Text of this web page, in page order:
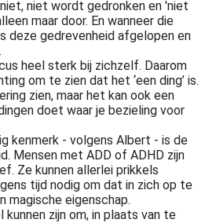
niet wordt gedronken en 'niet
maar door. En wanneer die
deze gedrevenheid afgelopen en
heel sterk bij zichzelf. Daarom
om te zien dat het ‘een ding’ is.
zien, maar het kan ook een
doet waar je bezieling voor
kenmerk - volgens Albert - is de
Mensen met ADD of ADHD zijn
Ze kunnen allerlei prikkels
tijd nodig om dat in zich op te
magische eigenschap.
zijn om, in plaats van te